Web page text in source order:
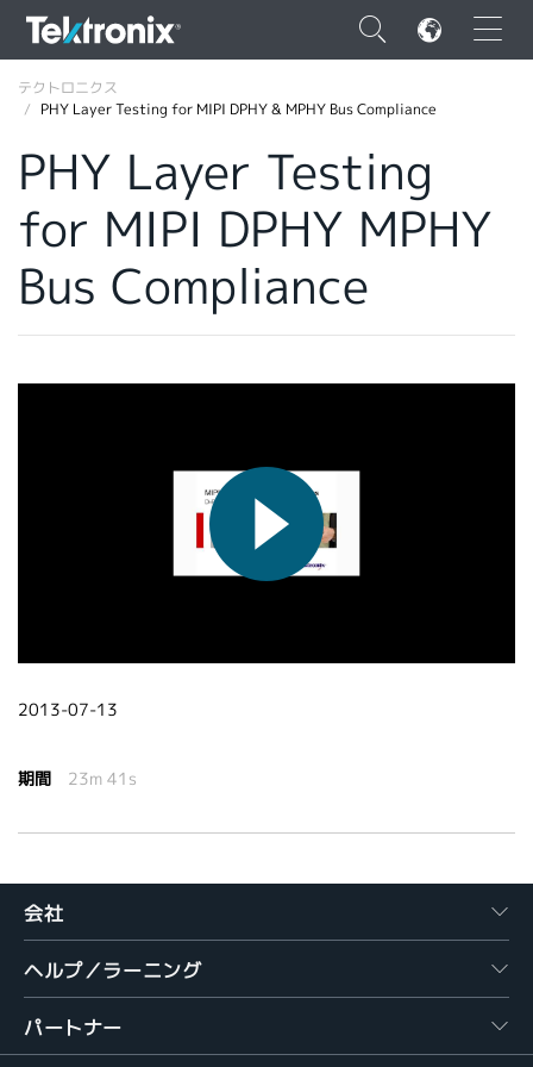
×
ENGLISH
FRANÇAIS
テクトロニクス
PHY Layer Testing for MIPI DPHY & MPHY Bus Compliance
PHY Layer Testing
for MIPI DPHY MPHY
Bus Compliance
2013-07-13
期間 23m 41s
会社
ヘルプ／ラーニング
パートナー